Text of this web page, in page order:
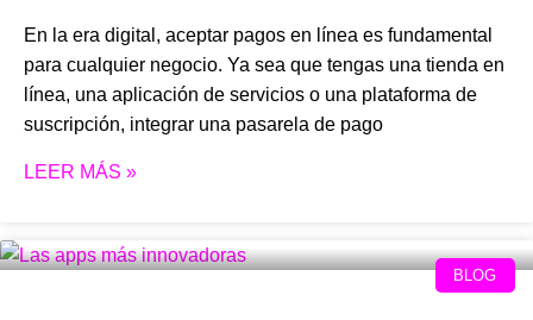
En la era digital, aceptar pagos en línea es fundamental
para cualquier negocio. Ya sea que tengas una tienda en
línea, una aplicación de servicios o una plataforma de
suscripción, integrar una pasarela de pago
LEER MÁS »
BLOG